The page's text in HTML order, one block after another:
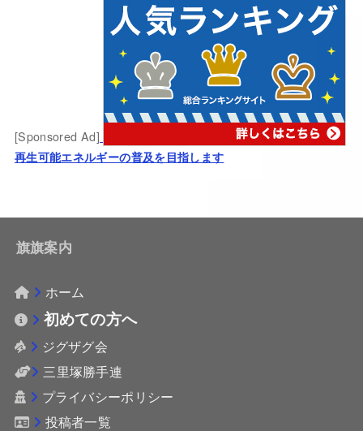
[Sponsored Ad]
再生可能エネルギーの普及を目指します
旗旗案内
ホーム
初めての方へ
ジグザグ会
三里塚勝手連
プライバシーポリシー
投稿者一覧